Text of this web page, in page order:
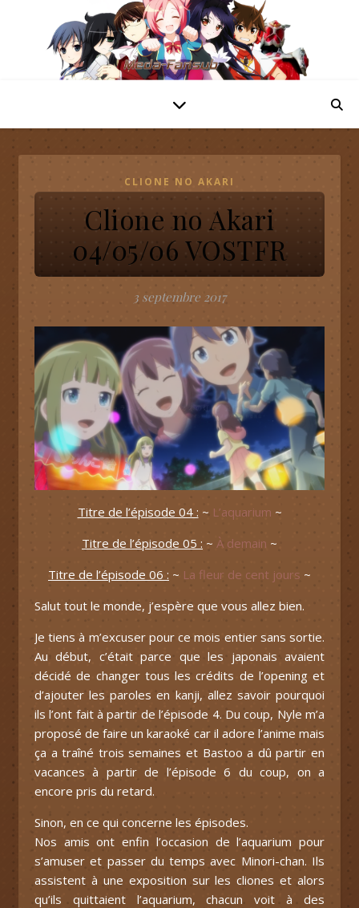
CLIONE NO AKARI
Clione no Akari
04/05/06 VOSTFR
3 septembre 2017
Titre de l’épisode 04 : ~ L’aquarium ~
Titre de l’épisode 05 : ~ À demain ~
Titre de l’épisode 06 : ~ La fleur de cent jours ~
Salut tout le monde, j’espère que vous allez bien.
Je tiens à m’excuser pour ce mois entier sans sortie.
Au début, c’était parce que les japonais avaient
décidé de changer tous les crédits de l’opening et
d’ajouter les paroles en kanji, allez savoir pourquoi
ils l’ont fait à partir de l’épisode 4. Du coup, Nyle m’a
proposé de faire un karaoké car il adore l’anime mais
ça a traîné trois semaines et Bastoo a dû partir en
vacances à partir de l’épisode 6 du coup, on a
encore pris du retard.
Sinon, en ce qui concerne les épisodes.
Nos amis ont enfin l’occasion de l’aquarium pour
s’amuser et passer du temps avec Minori-chan. Ils
assistent à une exposition sur les cliones et alors
qu’ils quittaient l’aquarium, chacun voit à des